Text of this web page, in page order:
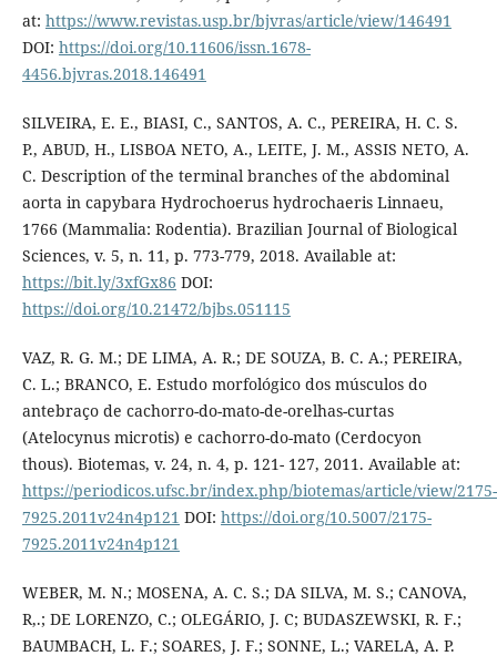
at: https://www.revistas.usp.br/bjvras/article/view/146491
DOI: https://doi.org/10.11606/issn.1678-
4456.bjvras.2018.146491
SILVEIRA, E. E., BIASI, C., SANTOS, A. C., PEREIRA, H. C. S.
P., ABUD, H., LISBOA NETO, A., LEITE, J. M., ASSIS NETO, A.
C. Description of the terminal branches of the abdominal
aorta in capybara Hydrochoerus hydrochaeris Linnaeu,
1766 (Mammalia: Rodentia). Brazilian Journal of Biological
Sciences, v. 5, n. 11, p. 773-779, 2018. Available at:
https://bit.ly/3xfGx86 DOI:
https://doi.org/10.21472/bjbs.051115
VAZ, R. G. M.; DE LIMA, A. R.; DE SOUZA, B. C. A.; PEREIRA,
C. L.; BRANCO, E. Estudo morfológico dos músculos do
antebraço de cachorro-do-mato-de-orelhas-curtas
(Atelocynus microtis) e cachorro-do-mato (Cerdocyon
thous). Biotemas, v. 24, n. 4, p. 121- 127, 2011. Available at:
https://periodicos.ufsc.br/index.php/biotemas/article/view/2175-
7925.2011v24n4p121 DOI: https://doi.org/10.5007/2175-
7925.2011v24n4p121
WEBER, M. N.; MOSENA, A. C. S.; DA SILVA, M. S.; CANOVA,
R,.; DE LORENZO, C.; OLEGÁRIO, J. C; BUDASZEWSKI, R. F.;
BAUMBACH, L. F.; SOARES, J. F.; SONNE, L.; VARELA, A. P.